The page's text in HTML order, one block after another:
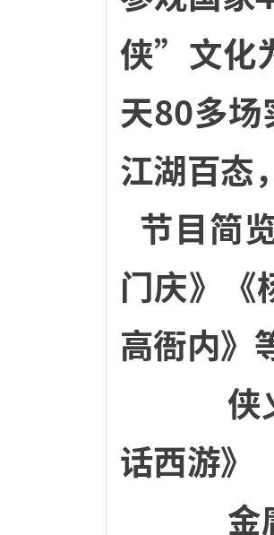
侠”文化
天80多场
江湖百态
节目简
门庆》《
高衙内》
侠义英
话西游》
金庸、